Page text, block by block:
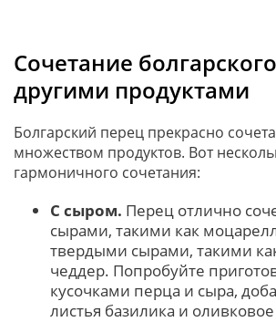
Сочетание
другими продуктами
Болгарский перец прекрасно
множеством продуктов. Вот
гармоничного сочетания:
С сыром. Перец отлично
сырами, такими как
твердыми сырами, такими
чеддер. Попробуйте
кусочками перца и сыра,
листья базилика и